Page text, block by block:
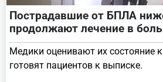
Пострадавшие от БПЛА
продолжают лечение в
Медики оценивают их состояние
готовят пациентов к выписке.